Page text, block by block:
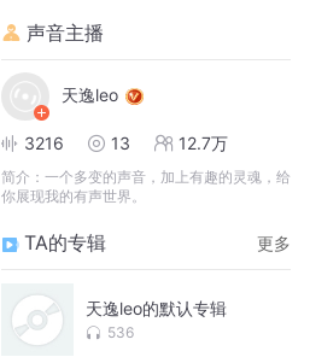
声音主播
天逸leo
3216 13 12.7万
简介： 一个多变的声音，加上有趣的灵魂，给
你展现我的有声世界。
TA的专辑 更多
天逸leo的默认专辑
536